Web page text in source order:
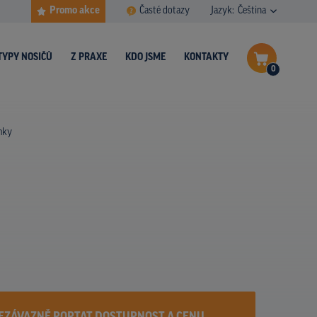
Promo akce Časté dotazy Jazyk: Čeština
0
NOSIČŮ Z PRAXE KDO JSME KONTAKTY